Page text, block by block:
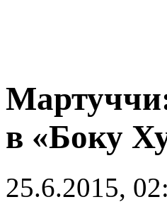
в «Боку
25.6.2015,